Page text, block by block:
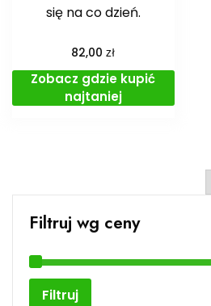
się na co dzień.
82,00zł
Zobacz gdzie kupić
najtaniej
Filtruj wg ceny
Filtruj